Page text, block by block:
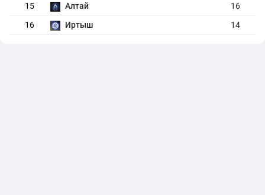
15
Алтай
16
16
Иртыш 14